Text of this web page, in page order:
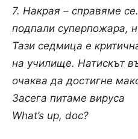
7. Накрая – справяме
подпали суперпожара,
Тази седмица е
на училище. Натискът
очаква да достигне
Засега питаме вируса
What’s up, doc?